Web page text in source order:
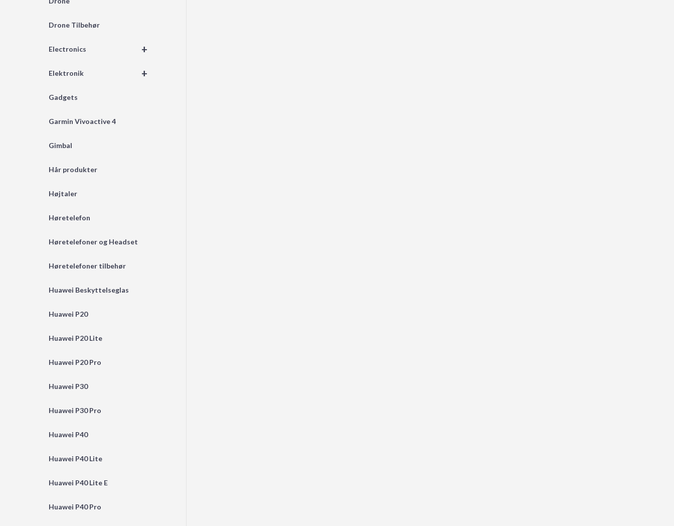
Drone Tilbehør
+
Electronics
+
Elektronik
Gadgets
Garmin Vivoactive 4
Gimbal
Hår produkter
Højtaler
Høretelefon
Høretelefoner og Headset
Høretelefoner tilbehør
Huawei Beskyttelseglas
Huawei P20
Huawei P20 Lite
Huawei P20 Pro
Huawei P30
Huawei P30 Pro
Huawei P40
Huawei P40 Lite
Huawei P40 Lite E
Huawei P40 Pro